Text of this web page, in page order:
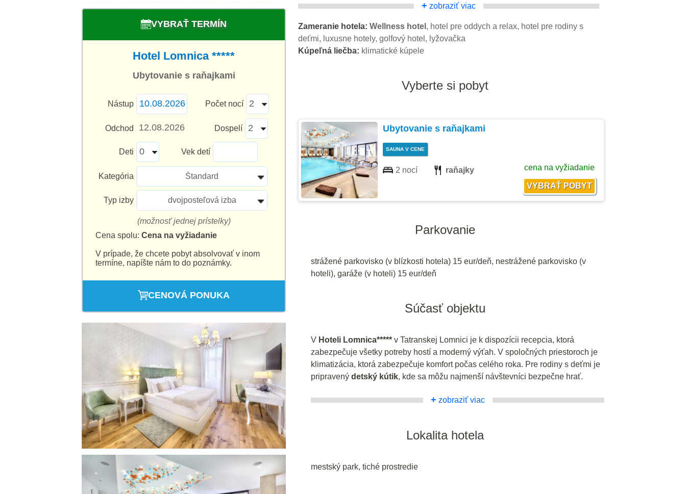
VYBRAŤ TERMÍN
Hotel Lomnica *****
Ubytovanie s raňajkami
Nástup Počet nocí
Odchod Dospelí
Deti Vek detí
Kategória Štandard
Typ izby dvojposteľová izba
(možnosť jednej prístelky)
Cena spolu: Cena na vyžiadanie
V prípade, že chcete pobyt absolvovať v inom
termíne, napíšte nám to do poznámky.
CENOVÁ PONUKA
+ zobraziť viac
Zameranie hotela: Wellness hotel , hotel pre oddych a relax, hotel pre rodiny s
deťmi, luxusne hotely, golfový hotel, lyžovačka
Kúpeľná liečba: klimatické kúpele
Vyberte si pobyt
Ubytovanie s raňajkami
SAUNA V CENE
2 nocí raňajky cena na vyžiadanie
Parkovanie
strážené parkovisko (v blízkosti hotela) 15 eur/deň, nestrážené parkovisko (v
hoteli), garáže (v hoteli) 15 eur/deň
Súčasť objektu
V Hoteli Lomnica***** v Tatranskej Lomnici je k dispozícii recepcia, ktorá
zabezpečuje všetky potreby hostí a moderný výťah. V spoločných priestoroch je
klimatizácia, ktorá zabezpečuje komfort počas celého roka. Pre rodiny s deťmi je
pripravený detský kútik, kde sa môžu najmenší návštevníci bezpečne hrať.
+ zobraziť viac
Lokalita hotela
mestský park, tiché prostredie